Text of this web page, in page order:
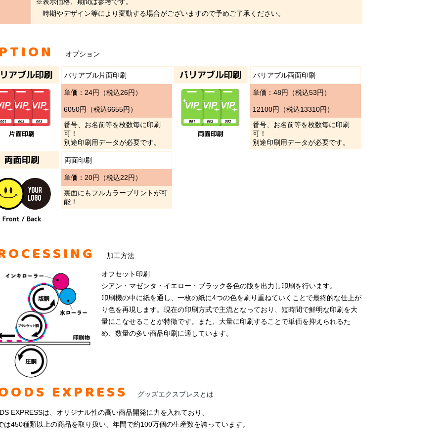
時期やデザイン等により変動する場合がございますので予めご了承ください。
オプション
バリアブル片面印刷
単価：24円（税込26円）
6050円（税込6655円）
番号、お名前等を枚数毎に印刷
可！
別途印刷用データが必要です。
バリアブル両面印刷
単価：48円（税込53円）
12100円（税込13310円）
番号、お名前等を枚数毎に印刷
可！
別途印刷用データが必要です。
両面印刷
単価：20円（税込22円）
裏面にもフルカラープリントが可
能！
加工方法
オフセット印刷
シアン・マゼンタ・イエロー・ブラック各色の版を出力し印刷を行います。
印刷機の中に紙を通し、一枚の紙に4つの色を刷り重ねていくことで最終的な仕上が
り色を再現します。現在の印刷方式で主流となっており、短時間で鮮明な印刷を大
量にこなせることが特徴です。また、大量に印刷することで単価を抑えられるた
め、数量の多い商品印刷に適しています。
EXPRESS グッズエクスプレスとは
EXPRESSは、オリジナル性の高い商品開発に力を入れており、
は450種類以上の商品を取り扱い、年間で約100万個の生産数を誇っています。